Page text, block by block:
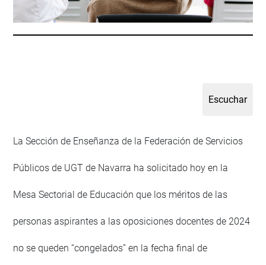
La Sección de Enseñanza de la Federación de Servicios
Públicos de UGT de Navarra ha solicitado hoy en la
Mesa Sectorial de Educación que los méritos de las
personas aspirantes a las oposiciones docentes de 2024
no se queden “congelados” en la fecha final de